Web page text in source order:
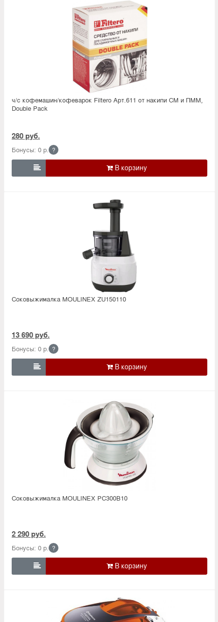
ч/с кофемашин/кофеварок Filtero Арт.611 от накипи СМ и ПММ,
Double Pack
280 руб.
Бонусы: 0 р. ?

Соковыжималка MOULINEX ZU150110
13 690 руб.
Бонусы: 0 р. ?

Соковыжималка MOULINEX PC300B10
2 290 руб.
Бонусы: 0 р. ?
